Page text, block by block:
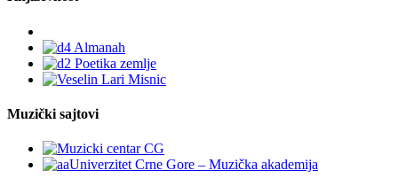
Muzički sajtovi